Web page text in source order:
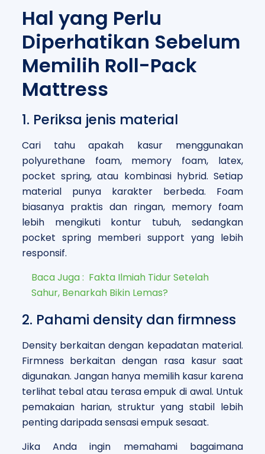
Hal yang Perlu
Diperhatikan Sebelum
Memilih Roll-Pack
Mattress
1. Periksa jenis material
Cari tahu apakah kasur menggunakan
polyurethane foam, memory foam, latex,
pocket spring, atau kombinasi hybrid. Setiap
material punya karakter berbeda. Foam
biasanya praktis dan ringan, memory foam
lebih mengikuti kontur tubuh, sedangkan
pocket spring memberi support yang lebih
responsif.
Baca Juga : Fakta Ilmiah Tidur Setelah
Sahur, Benarkah Bikin Lemas?
2. Pahami density dan firmness
Density berkaitan dengan kepadatan material.
Firmness berkaitan dengan rasa kasur saat
digunakan. Jangan hanya memilih kasur karena
terlihat tebal atau terasa empuk di awal. Untuk
pemakaian harian, struktur yang stabil lebih
penting daripada sensasi empuk sesaat.
Jika Anda ingin memahami bagaimana